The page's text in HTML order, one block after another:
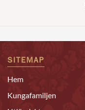
SITEMAP
Hem
Kungafamiljen